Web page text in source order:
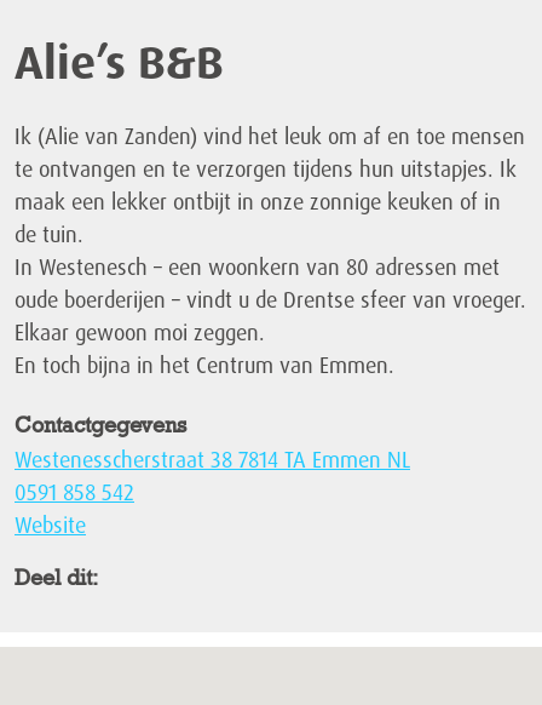
Alie’s B&B
Ik (Alie van Zanden) vind het leuk om af en toe mensen
te ontvangen en te verzorgen tijdens hun uitstapjes. Ik
maak een lekker ontbijt in onze zonnige keuken of in
de tuin.
In Westenesch – een woonkern van 80 adressen met
oude boerderijen – vindt u de Drentse sfeer van vroeger.
Elkaar gewoon moi zeggen.
En toch bijna in het Centrum van Emmen.
Contactgegevens
Westenesscherstraat 38 7814 TA Emmen NL
0591 858 542
Website
Deel dit: